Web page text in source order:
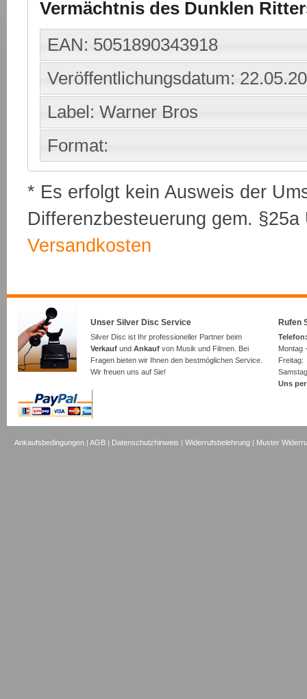
Vermächtnis des Dunklen
EAN: 5051890343918
Veröffentlichungsdatum:
Label: Warner Bros
Format:
* Es erfolgt kein Ausweis der
Differenzbesteuerung gem.
Versandkosten
Unser Silver Disc Service
Silver Disc ist Ihr professioneller Partner beim
Verkauf und Ankauf von Musik und Filmen. Bei
Fragen bieten wir Ihnen den bestmöglichen Service.
Wir freuen uns auf Sie!
Rufen
Montag
Uns
Ankaufsbedingungen |AGB | Datenschutzhinweis |Widerrufsbelehrung | Muster